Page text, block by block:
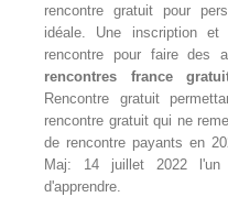
rencontre gratuit pour
idéale. Une inscription
rencontre pour faire des
rencontres france
Rencontre gratuit
rencontre gratuit qui ne
de rencontre payants en
Maj: 14 juillet 2022
d'apprendre.